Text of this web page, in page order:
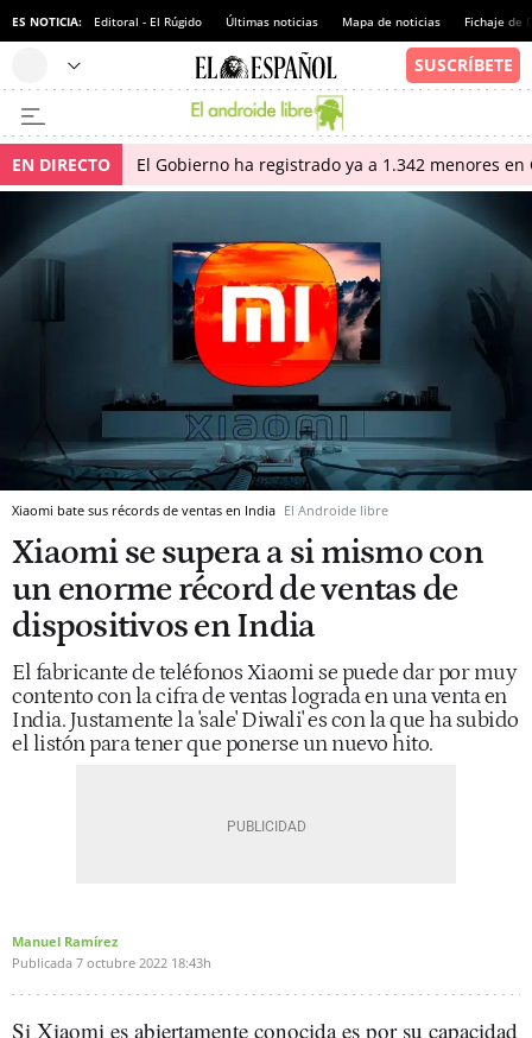
ES NOTICIA: Editoral - El Rúgido Últimas noticias Mapa de noticias Fichaje de
EN DIRECTO El Gobierno ha registrado ya a 1.342 menores
Xiaomi bate sus récords de ventas en India El Androide libre
Xiaomi se supera a si mismo con
un enorme récord de ventas de
dispositivos en India
El fabricante de teléfonos Xiaomi se puede dar por muy
contento con la cifra de ventas lograda en una venta en
India. Justamente la 'sale' Diwali' es con la que ha subido
el listón para tener que ponerse un nuevo hito.
Manuel Ramírez
Publicada 7 octubre 2022 18:43h
Si Xiaomi es abiertamente conocida es por su capacidad